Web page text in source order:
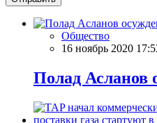
Общество
16 ноябрь 2020
Полад Асланов